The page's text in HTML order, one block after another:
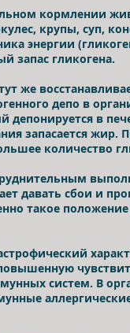
кормлении
крупы, суп,
энергии
запас гликогена.
же
депо в
депонируется в
запасается жир.
количество
давать сбои и
такое
систем. В